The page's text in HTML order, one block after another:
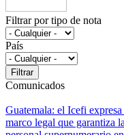
Filtrar por tipo de nota
País
Comunicados
Guatemala: el Icefi
marco legal que garantiza